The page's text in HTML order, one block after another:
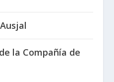
la Compañía de